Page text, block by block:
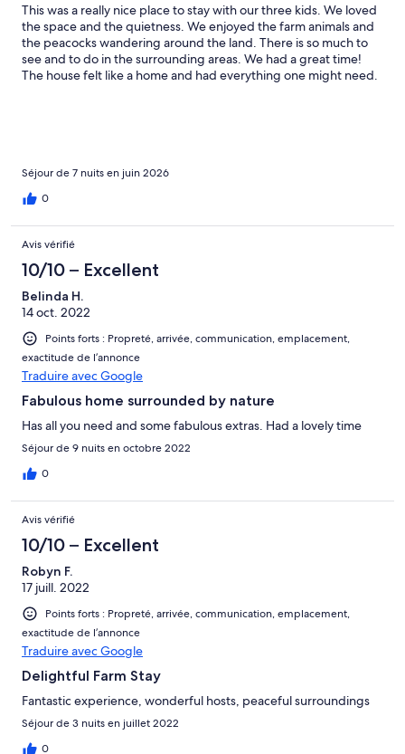
This was a really nice place to stay with our three kids. We loved
the space and the quietness. We enjoyed the farm animals and
the peacocks wandering around the land. There is so much to
see and to do in the surrounding areas. We had a great time!
The house felt like a home and had everything one might need.
Séjour de 7 nuits en juin 2026
0
Avis vérifié
10/10 – Excellent
Belinda H.
14 oct. 2022
Points forts : Propreté, arrivée, communication, emplacement,
exactitude de l’annonce
Traduire avec Google
Fabulous home surrounded by nature
Has all you need and some fabulous extras. Had a lovely time
Séjour de 9 nuits en octobre 2022
0
Avis vérifié
10/10 – Excellent
Robyn F.
17 juill. 2022
Points forts : Propreté, arrivée, communication, emplacement,
exactitude de l’annonce
Traduire avec Google
Delightful Farm Stay
Fantastic experience, wonderful hosts, peaceful surroundings
Séjour de 3 nuits en juillet 2022
0